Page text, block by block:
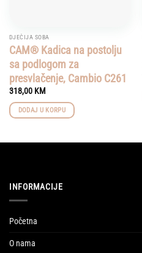
DJEČIJA SOBA
CAM® Kadica na postolju
sa podlogom za
presvlačenje, Cambio C261
318,00 KM
DODAJ U KORPU
INFORMACIJE
Početna
O nama